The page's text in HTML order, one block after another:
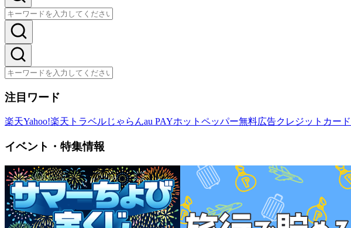
注目ワード
楽天Yahoo!楽天トラベルじゃらんau PAYホットペッパー無料広告クレジットカード
イベント・特集情報